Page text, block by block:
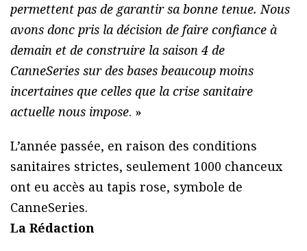
permettent pas de garantir sa bonne tenue. Nous
avons donc pris la décision de faire confiance à
demain et de construire la saison 4 de
CanneSeries sur des bases beaucoup moins
incertaines que celles que la crise sanitaire
actuelle nous impose. »
L’année passée, en raison des conditions
sanitaires strictes, seulement 1000 chanceux
ont eu accès au tapis rose, symbole de
CanneSeries.
La Rédaction